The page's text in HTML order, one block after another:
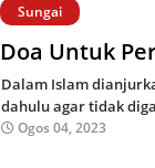
Sungai
Doa Untuk
Dalam Islam
dahulu agar tidak
Ogos 04, 2023